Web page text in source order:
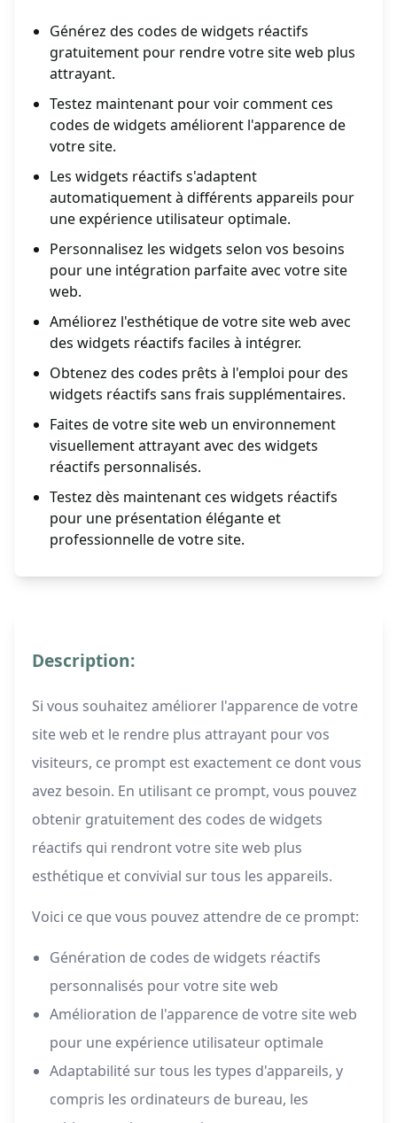
Générez des codes de widgets réactifs
gratuitement pour rendre votre site web plus
attrayant.
Testez maintenant pour voir comment ces
codes de widgets améliorent l'apparence de
votre site.
Les widgets réactifs s'adaptent
automatiquement à différents appareils pour
une expérience utilisateur optimale.
Personnalisez les widgets selon vos besoins
pour une intégration parfaite avec votre site
web.
Améliorez l'esthétique de votre site web avec
des widgets réactifs faciles à intégrer.
Obtenez des codes prêts à l'emploi pour des
widgets réactifs sans frais supplémentaires.
Faites de votre site web un environnement
visuellement attrayant avec des widgets
réactifs personnalisés.
Testez dès maintenant ces widgets réactifs
pour une présentation élégante et
professionnelle de votre site.
Description:
Si vous souhaitez améliorer l'apparence de votre
site web et le rendre plus attrayant pour vos
visiteurs, ce prompt est exactement ce dont vous
avez besoin. En utilisant ce prompt, vous pouvez
obtenir gratuitement des codes de widgets
réactifs qui rendront votre site web plus
esthétique et convivial sur tous les appareils.
Voici ce que vous pouvez attendre de ce prompt:
Génération de codes de widgets réactifs
personnalisés pour votre site web
Amélioration de l'apparence de votre site web
pour une expérience utilisateur optimale
Adaptabilité sur tous les types d'appareils, y
compris les ordinateurs de bureau, les